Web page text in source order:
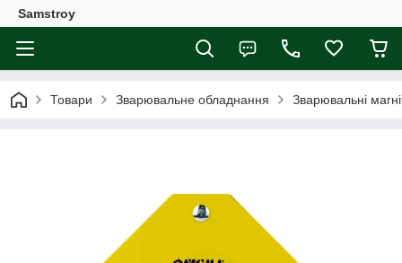
Samstroy
Товари Зварювальне обладнання Зварювальні